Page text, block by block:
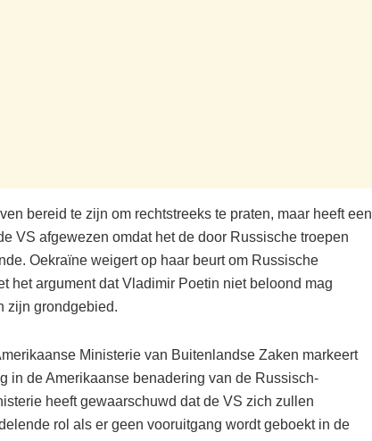
bereid te zijn om rechtstreeks te praten, maar heeft een
VS afgewezen omdat het de door Russische troepen
Oekraïne weigert op haar beurt om Russische
het argument dat Vladimir Poetin niet beloond mag
zijn grondgebied.
Ministerie van Buitenlandse Zaken markeert
in de Amerikaanse benadering van de Russisch-
heeft gewaarschuwd dat de VS zich zullen
rol als er geen vooruitgang wordt geboekt in de